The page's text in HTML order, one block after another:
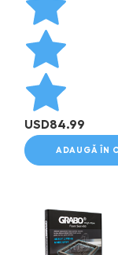
USD84.99
ADAUGĂ ÎN